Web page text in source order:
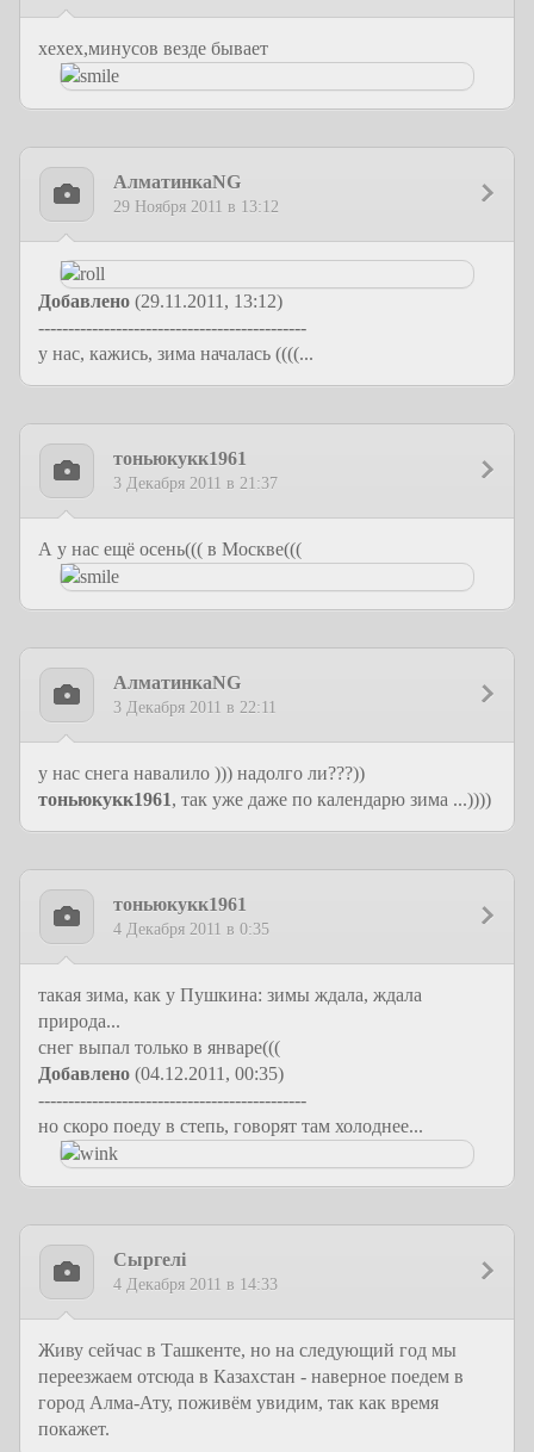
хехех,минусов везде бывает
АлматинкаNG
29 Ноября 2011 в 13:12
Добавлено (29.11.2011, 13:12)
---------------------------------------------
у нас, кажись, зима началась ((((...
тоньюкукк1961
3 Декабря 2011 в 21:37
А у нас ещё осень((( в Москве(((
АлматинкаNG
3 Декабря 2011 в 22:11
у нас снега навалило ))) надолго ли???))
тоньюкукк1961, так уже даже по календарю зима ...))))
тоньюкукк1961
4 Декабря 2011 в 0:35
такая зима, как у Пушкина: зимы ждала, ждала
природа...
снег выпал только в январе(((
Добавлено (04.12.2011, 00:35)
---------------------------------------------
но скоро поеду в степь, говорят там холоднее...
Сыргелi
4 Декабря 2011 в 14:33
Живу сейчас в Ташкенте, но на следующий год мы
переезжаем отсюда в Казахстан - наверное поедем в
город Алма-Ату, поживём увидим, так как время
покажет.